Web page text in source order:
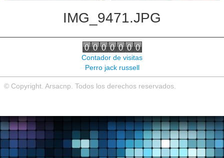
IMG_9471.JPG
Contador de visitas
Perro jack russell
© Copyright. Arsacnp. Todos los derechos reservados.